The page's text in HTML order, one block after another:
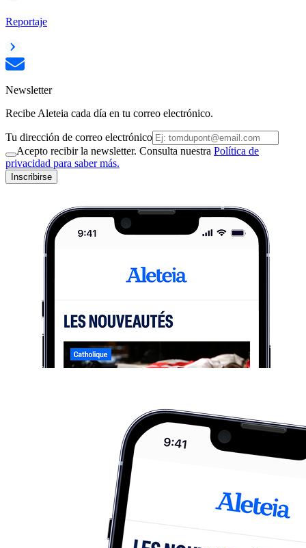
Reportaje
Newsletter
Recibe Aleteia cada día en tu correo electrónico.
Tu dirección de correo electrónico
Acepto recibir la newsletter. Consulta nuestra Política de
privacidad para saber más.
Inscribirse